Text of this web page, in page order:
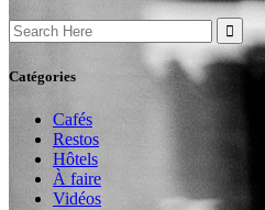
Search
for:
Catégories
Cafés
Restos
Hôtels
À faire
Vidéos